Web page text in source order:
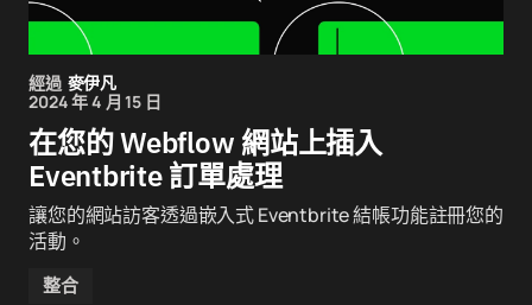
經過 麥伊凡
2024 年 4 月 15 日
在您的 Webflow 網站上插入
Eventbrite 訂單處理
讓您的網站訪客透過嵌入式 Eventbrite 結帳功能註冊您的
活動。
整合